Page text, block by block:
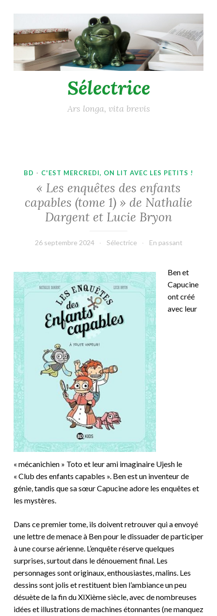
au
contenu
principal
Sélectrice
Ars longa, vita brevis
BD · C'EST MERCREDI, ON LIT AVEC LES PETITS !
« Les enquêtes des enfants
capables (tome 1) » de Nathalie
Dargent et Lucie Bryon
26 septembre 2024 Sélectrice En passant
Ben et
Capucine
ont créé
avec leur
« mécanichien » Toto et leur ami imaginaire Ujesh le
« Club des enfants capables ». Ben est un inventeur de
génie, tandis que sa sœur Capucine adore les enquêtes et
les mystères.
Dans ce premier tome, ils doivent retrouver qui a envoyé
une lettre de menace à Ben pour le dissuader de participer
à une course aérienne. L’enquête réserve quelques
surprises, surtout dans le dénouement final. Les
personnages sont originaux, enthousiastes, malins. Les
dessins sont jolis et restituent bien l’ambiance un peu
désuète de la fin du XIXième siècle, avec de nombreuses
idées et illustrations de machines étonnantes (ne manquez